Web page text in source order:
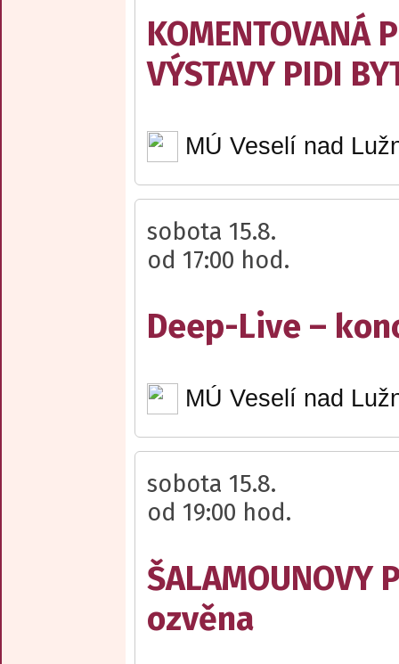
KOMENTOVANÁ
VÝSTAVY PIDI
MÚ Veselí nad
sobota 15.8.
od 17:00 hod.
Deep-Live –
MÚ Veselí nad
sobota 15.8.
od 19:00 hod.
ŠALAMOUNOVY
ozvěna